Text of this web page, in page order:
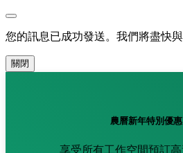
您的訊息已成功發送。我們將盡快與
關閉
農曆新年特別優惠
享受所有工作空間預訂高